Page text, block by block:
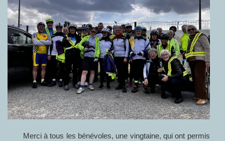
Merci à tous les bénévoles, une vingtaine, qui ont permis